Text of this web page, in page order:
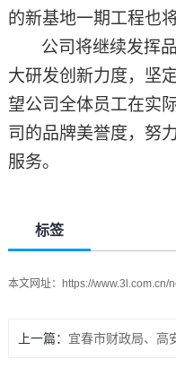
的新基地一期工程也
公司将继续发挥
大研发创新力度，坚
望公司 全体员工在实
司的品牌美誉度，努
服务。
标签
本文网址： https://www.3l.com.cn/
上一篇：